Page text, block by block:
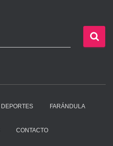
DEPORTES FARÁNDULA
CONTACTO